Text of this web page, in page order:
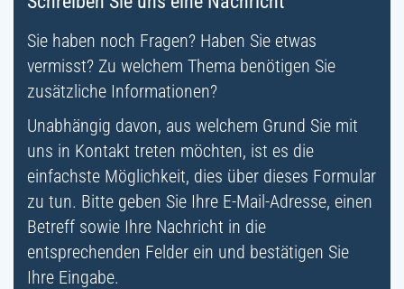
Sie haben noch Fragen? Haben Sie etwas
vermisst? Zu welchem Thema benötigen Sie
zusätzliche Informationen?
Unabhängig davon, aus welchem Grund Sie mit
uns in Kontakt treten möchten, ist es die
einfachste Möglichkeit, dies über dieses Formular
zu tun. Bitte geben Sie Ihre E-Mail-Adresse, einen
Betreff sowie Ihre Nachricht in die
entsprechenden Felder ein und bestätigen Sie
Ihre Eingabe.